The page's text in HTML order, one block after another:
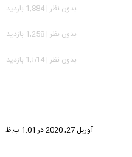
بدون نظر | 1,884 بازدید
بدون نظر | 1,258 بازدید
بدون نظر | 1,514 بازدید
آوریل 27, 2020 در 1:01 ب.ظ